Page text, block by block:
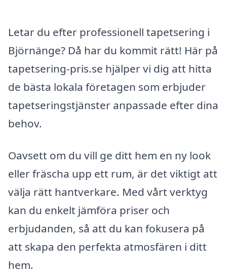
Letar du efter professionell tapetsering i
Björnänge? Då har du kommit rätt! Här på
tapetsering-pris.se hjälper vi dig att hitta
de bästa lokala företagen som erbjuder
tapetseringstjänster anpassade efter dina
behov.
Oavsett om du vill ge ditt hem en ny look
eller fräscha upp ett rum, är det viktigt att
välja rätt hantverkare. Med vårt verktyg
kan du enkelt jämföra priser och
erbjudanden, så att du kan fokusera på
att skapa den perfekta atmosfären i ditt
hem.